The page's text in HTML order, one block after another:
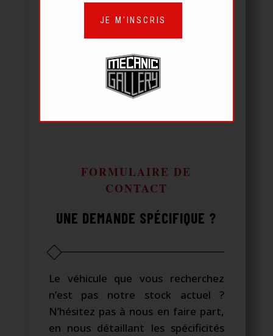
FORMULAIRE DE
CONTACT
UNE DEMANDE SPÉCIFIQUE ?
Le véhicule que vous recherchez
n’est pas notre stock actuel ?
N’hésitez pas à nous en faire part,
en nous détaillant les spécificités
JE M'INSCRIS